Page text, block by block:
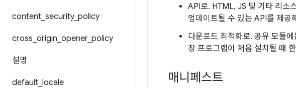
content security_ policy
cross origin opener_ policy
설명
default locale
API로. HTML, JS 및 기타 리소
업데이트될 수 있는 API를 제공
다운로드 최적화로. 공유 모듈
장 프로그램이 처음 설치될 때
매니페스트